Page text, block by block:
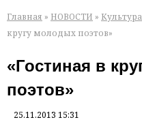
Главная » НОВОСТИ »
кругу молодых поэтов»
«Гостиная в
поэтов»
25.11.2013 15:31